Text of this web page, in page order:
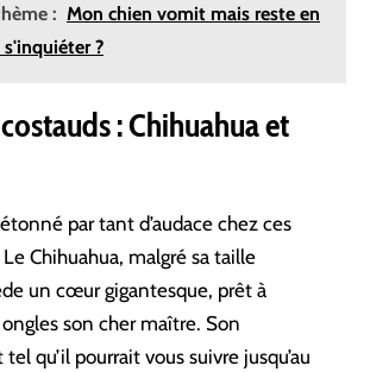
: Mon chien vomit mais reste en
?
: Chihuahua et
par tant d’audace chez ces
Chihuahua, malgré sa taille
un cœur gigantesque, prêt à
son cher maître. Son
qu’il pourrait vous suivre jusqu’au